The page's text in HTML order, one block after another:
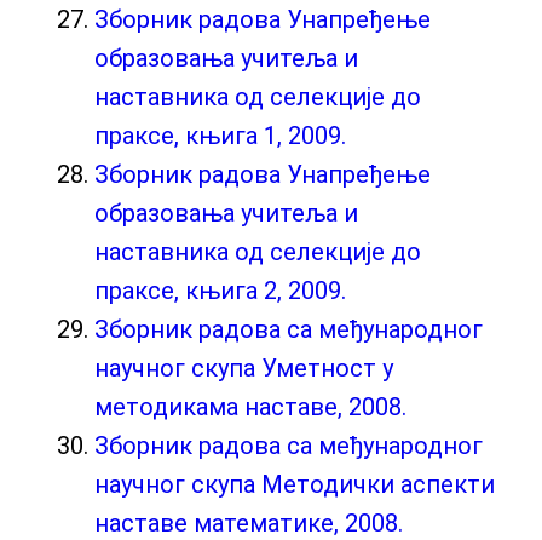
Зборник радова Унапређење
образовања учитеља и
наставника од селекције до
праксе, књига 1, 2009.
Зборник радова Унапређење
образовања учитеља и
наставника од селекције до
праксе, књига 2, 2009.
Зборник радова са међународног
научног скупа Уметност у
методикама наставе, 2008.
Зборник радова са међународног
научног скупа Методички аспекти
наставе математике, 2008.